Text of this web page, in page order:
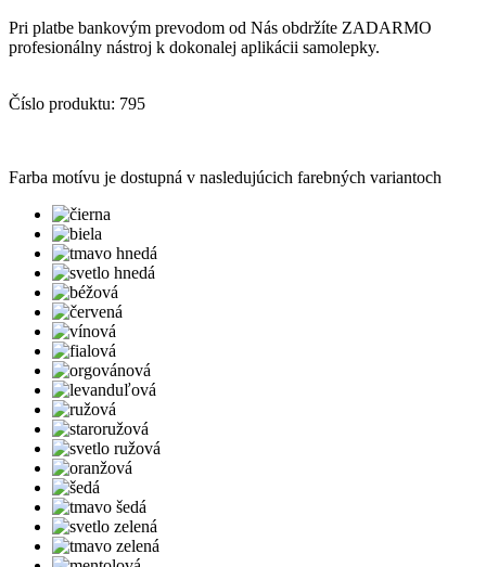
Pri platbe bankovým prevodom od Nás obdržíte ZADARMO
profesionálny nástroj k dokonalej aplikácii samolepky.
Číslo produktu: 795
Farba motívu je dostupná v nasledujúcich farebných variantoch